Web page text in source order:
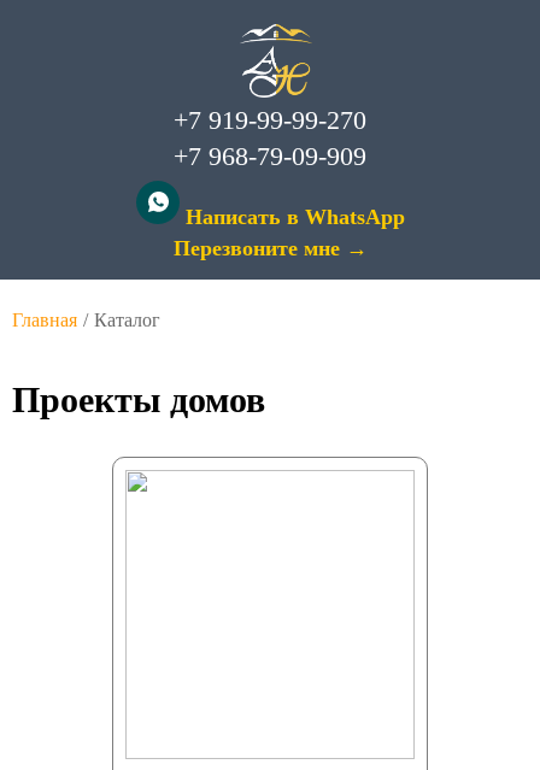
+7 919-99-99-270
+7 968-79-09-909
Написать в WhatsApp
Перезвоните мне →
Главная / Каталог
Проекты домов